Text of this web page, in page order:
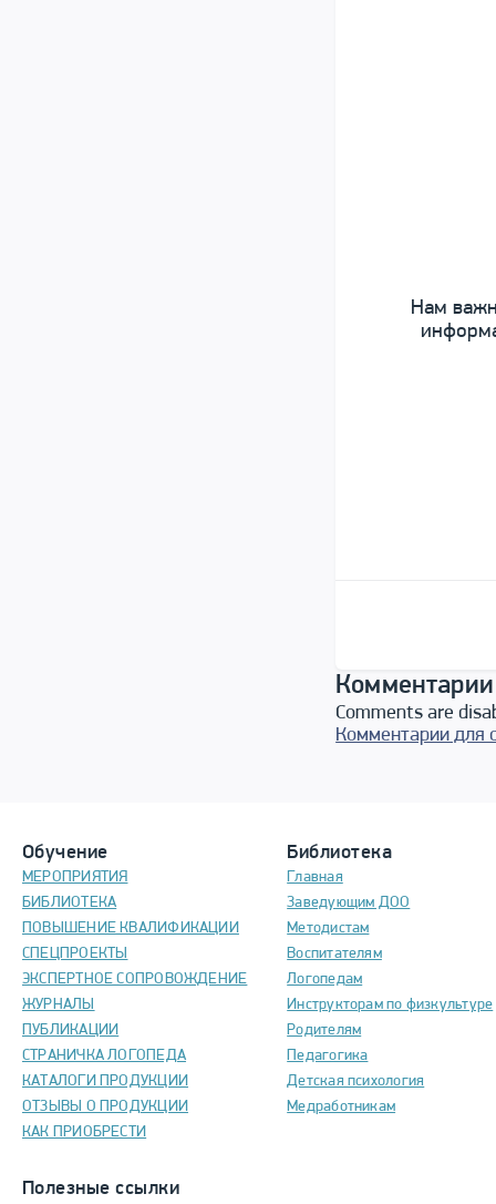
Нам
Comments are
Комментарии для
Обучение
МЕРОПРИЯТИЯ
БИБЛИОТЕКА
ПОВЫШЕНИЕ КВАЛИФИКАЦИИ
СПЕЦПРОЕКТЫ
ЭКСПЕРТНОЕ СОПРОВОЖДЕНИЕ
ЖУРНАЛЫ
ПУБЛИКАЦИИ
СТРАНИЧКА ЛОГОПЕДА
КАТАЛОГИ ПРОДУКЦИИ
ОТЗЫВЫ О ПРОДУКЦИИ
КАК ПРИОБРЕСТИ
Полезные ссылки
Библиотека
Главная
Заведующим ДОО
Методистам
Воспитателям
Логопедам
Инструкторам по физкультуре
Родителям
Педагогика
Детская психология
Медработникам